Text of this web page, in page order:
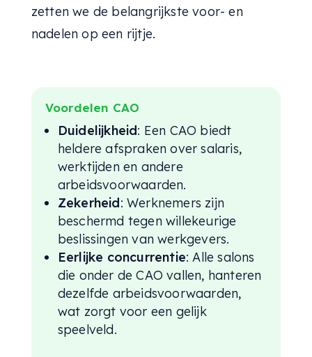
zetten we de belangrijkste voor- en
nadelen op een rijtje.
Voordelen CAO
Duidelijkheid: Een CAO biedt
heldere afspraken over salaris,
werktijden en andere
arbeidsvoorwaarden.
Zekerheid: Werknemers zijn
beschermd tegen willekeurige
beslissingen van werkgevers.
Eerlijke concurrentie: Alle salons
die onder de CAO vallen, hanteren
dezelfde arbeidsvoorwaarden,
wat zorgt voor een gelijk
speelveld.